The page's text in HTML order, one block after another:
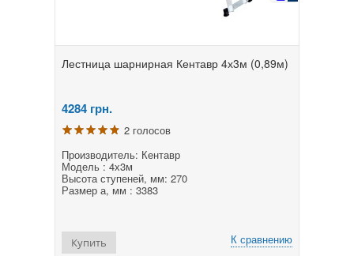
Лестница шарнирная Кентавр 4х3м (0,89м)
4284 грн.
2 голосов
Производитель: Кентавр
Модель : 4х3м
Высота ступеней, мм: 270
Размер а, мм : 3383
К сравнению
Купить